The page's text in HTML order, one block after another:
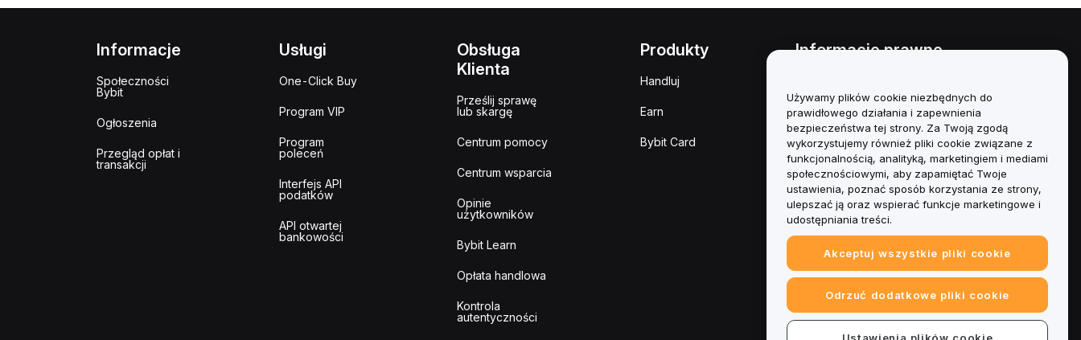
Informacje
Społeczności
Bybit
Ogłoszenia
Przegląd opłat i
transakcji
Usługi
One-Click Buy
Program VIP
Program
poleceń
Interfejs API
podatków
API otwartej
bankowości
Obsługa
Klienta
Prześlij sprawę
lub skargę
Centrum pomocy
Centrum wsparcia
Opinie
użytkowników
Bybit Learn
Opłata handlowa
Kontrola
autentyczności
Produkty
Handluj
Earn
Bybit Card
Informacje prawne
interesów
Podsumowanie polityki
powiernictwa i zarządzania
Informacje ESG
Biuletyny informacyjne
kryptoaktywów
Używamy plików cookie niezbędnych do
prawidłowego działania i zapewnienia
bezpieczeństwa tej strony. Za Twoją zgodą
wykorzystujemy również pliki cookie związane z
funkcjonalnością, analityką, marketingiem i mediami
społecznościowymi, aby zapamiętać Twoje
ustawienia, poznać sposób korzystania ze strony,
ulepszać ją oraz wspierać funkcje marketingowe i
udostępniania treści.
Akceptuj wszystkie pliki cookie
Odrzuć dodatkowe pliki cookie
Ustawienia plików cookie